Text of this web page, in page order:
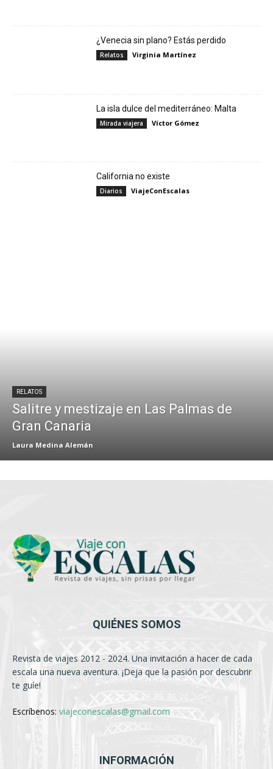
¿Venecia sin plano? Estás perdido
Relatos Virginia Martínez
La isla dulce del mediterráneo: Malta
Mirada viajera Víctor Gómez
California no existe
Diarios ViajeConEscalas
RELATOS
Salitre y mestizaje en Las Palmas de
Gran Canaria
Laura Medina Alemán
QUIÉNES SOMOS
Revista de viajes 2012 - 2024. Una invitación a hacer de cada
escala una nueva aventura. ¡Deja que la pasión por descubrir
te guíe!
Escríbenos: viajeconescalas@gmail.com
INFORMACIÓN